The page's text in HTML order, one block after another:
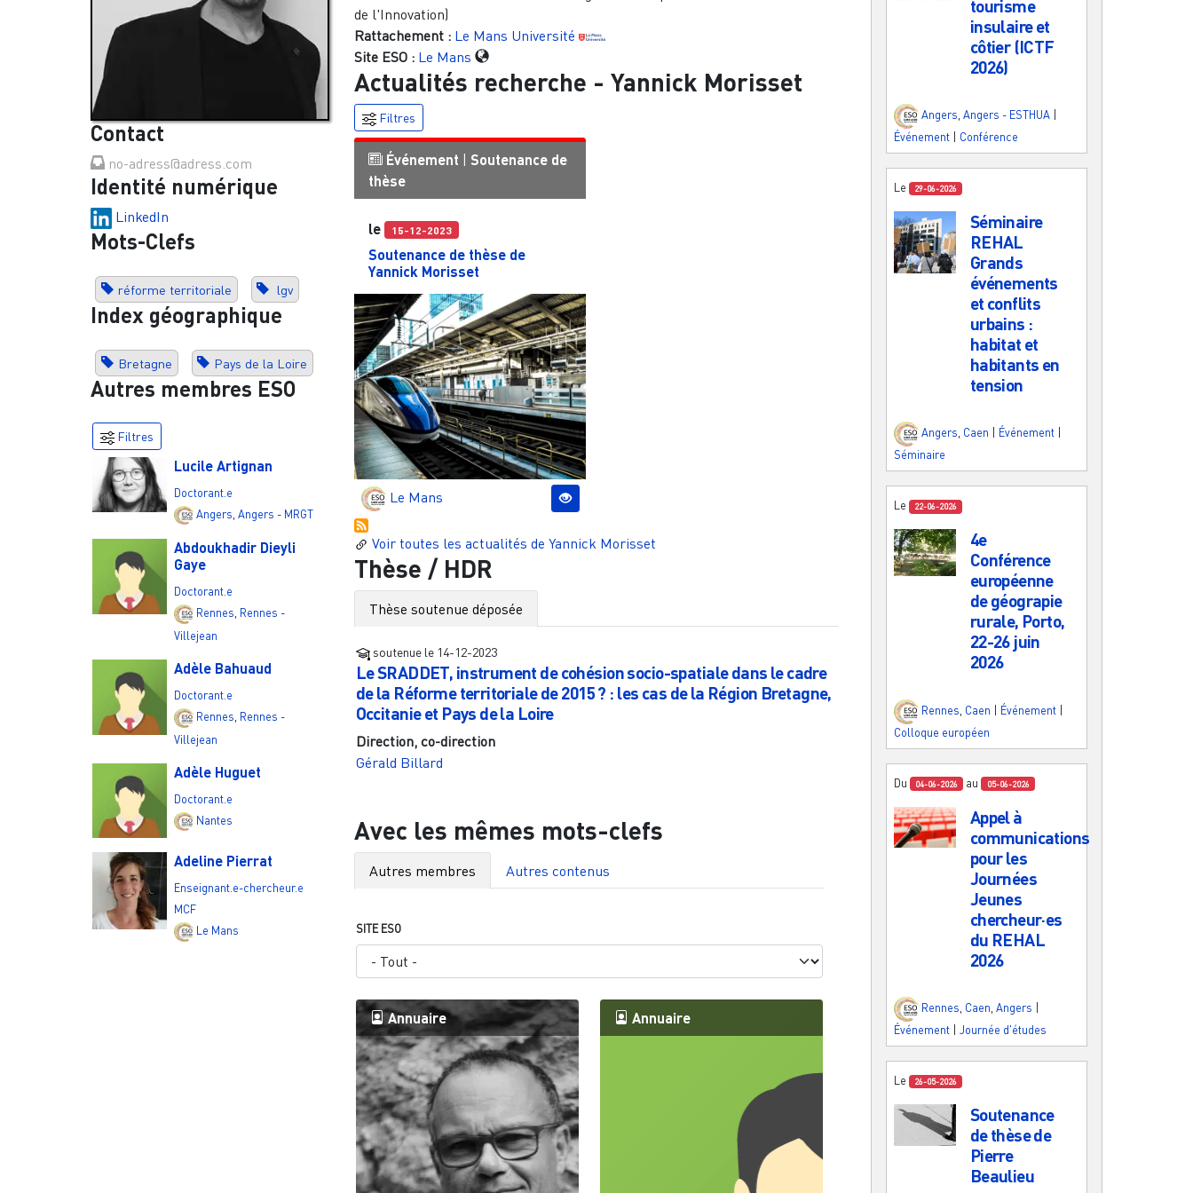
Contact
no-adress@adress.com
Identité numérique
LinkedIn
Mots-Clefs
réforme territoriale lgv
Index géographique
Bretagne Pays de la Loire
Autres membres ESO
Filtres
Lucile Artignan
Doctorant.e
Angers ,Angers - MRGT
Abdoukhadir Dieyli
Gaye
Doctorant.e
Rennes, Rennes -
Villejean
Adèle Bahuaud
Doctorant.e
Rennes Rennes -
Villejean
Adèle Huguet
Doctorant.e
Nantes
Adeline Pierrat
Enseignant.e-chercheur.e
MCF
Le Mans
de l'Innovation)
Rattachement : Le Mans Université
Site ESO : Le Mans
Actualités recherche - Yannick Morisset
Filtres
Événement | Soutenance de
thèse
le 15-12-2023
Soutenance de thèse de
Yannick Morisset
Le Mans
Voir toutes les actualités de Yannick Morisset
Thèse / HDR
Thèse soutenue déposée
soutenue le 14-12-2023
Le SRADDET, instrument de cohésion socio-spatiale dans le cadre
de la Réforme territoriale de 2015 ? : les cas de la Région Bretagne,
Occitanie et Pays de la Loire
Direction, co-direction
Gérald Billard
Avec les mêmes mots-clefs
Autres membres Autres contenus
SITE ESO
Annuaire Annuaire
tourisme
insulaire et
côtier (ICTF
2026)
Angers Angers - ESTHUA
Événement
Conférence
Le 29-06-2026
Séminaire
REHAL
Grands
événements
et conflits
urbains :
habitat et
habitants en
tension
Angers, Caen Événement
Séminaire
Le 22-06-2026
4e
Conférence
européenne
de géograpie
rurale, Porto,
22-26 juin
2026
Rennes Caen Événement
Colloque européen
Du 04-06-2026 au 05-06-2026
Appel à
communications
pour les
Journées
Jeunes
chercheur·es
du REHAL
2026
Rennes, Caen, Angers
Événement
Journée d'études
Le 26-05-2026
Soutenance
de thèse de
Pierre
Beaulieu